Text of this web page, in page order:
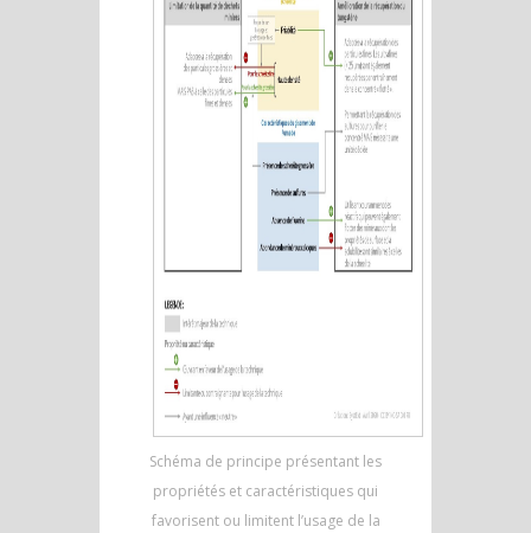
Schéma de principe présentant les
propriétés et caractéristiques qui
favorisent ou limitent l’usage de la